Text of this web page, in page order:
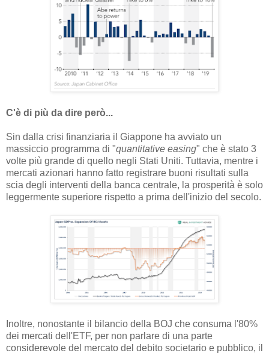
C'è di più da dire però...
Sin dalla crisi finanziaria il Giappone ha avviato un
massiccio programma di "quantitative easing" che è stato 3
volte più grande di quello negli Stati Uniti. Tuttavia, mentre i
mercati azionari hanno fatto registrare buoni risultati sulla
scia degli interventi della banca centrale, la prosperità è solo
leggermente superiore rispetto a prima dell'inizio del secolo.
Inoltre, nonostante il bilancio della BOJ che consuma l'80%
dei mercati dell'ETF, per non parlare di una parte
considerevole del mercato del debito societario e pubblico, il